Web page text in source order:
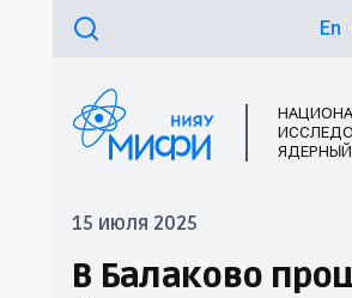
En
15 июля 2025
В Балаково